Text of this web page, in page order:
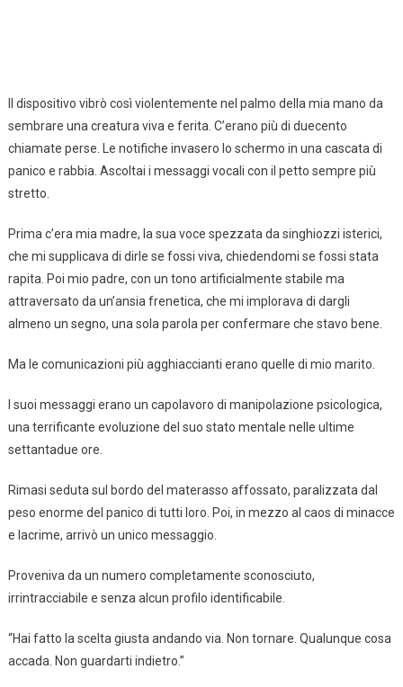
Il dispositivo vibrò così violentemente nel palmo della mia mano da
sembrare una creatura viva e ferita. C’erano più di duecento
chiamate perse. Le notifiche invasero lo schermo in una cascata di
panico e rabbia. Ascoltai i messaggi vocali con il petto sempre più
stretto.
Prima c’era mia madre, la sua voce spezzata da singhiozzi isterici,
che mi supplicava di dirle se fossi viva, chiedendomi se fossi stata
rapita. Poi mio padre, con un tono artificialmente stabile ma
attraversato da un’ansia frenetica, che mi implorava di dargli
almeno un segno, una sola parola per confermare che stavo bene.
Ma le comunicazioni più agghiaccianti erano quelle di mio marito.
I suoi messaggi erano un capolavoro di manipolazione psicologica,
una terrificante evoluzione del suo stato mentale nelle ultime
settantadue ore.
Rimasi seduta sul bordo del materasso affossato, paralizzata dal
peso enorme del panico di tutti loro. Poi, in mezzo al caos di minacce
e lacrime, arrivò un unico messaggio.
Proveniva da un numero completamente sconosciuto,
irrintracciabile e senza alcun profilo identificabile.
“Hai fatto la scelta giusta andando via. Non tornare. Qualunque cosa
accada. Non guardarti indietro.”